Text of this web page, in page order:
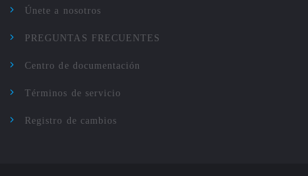
Únete a nosotros
PREGUNTAS FRECUENTES
Centro de documentación
Términos de servicio
Registro de cambios